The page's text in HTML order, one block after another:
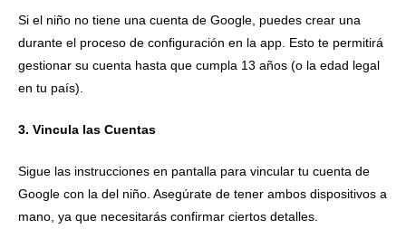
Si el niño no tiene una cuenta de Google, puedes crear una
durante el proceso de configuración en la app. Esto te permitirá
gestionar su cuenta hasta que cumpla 13 años (o la edad legal
en tu país).
3. Vincula las Cuentas
Sigue las instrucciones en pantalla para vincular tu cuenta de
Google con la del niño. Asegúrate de tener ambos dispositivos a
mano, ya que necesitarás confirmar ciertos detalles.